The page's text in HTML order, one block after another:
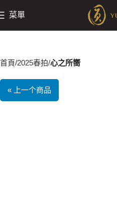
菜單
首頁 2025春拍 心之所嚮
« 上一个商品